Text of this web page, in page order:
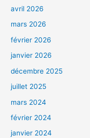
avril 2026
mars 2026
février 2026
janvier 2026
décembre 2025
juillet 2025
mars 2024
février 2024
janvier 2024